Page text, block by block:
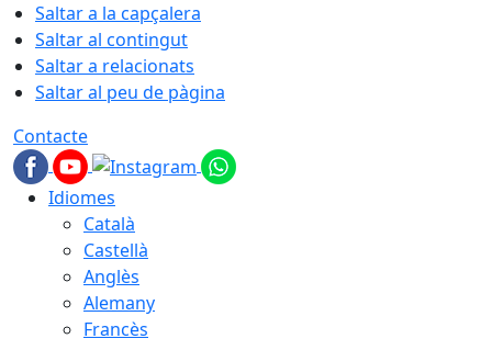
Saltar a la capçalera
Saltar al contingut
Saltar a relacionats
Saltar al peu de pàgina
Contacte
Idiomes
Català
Castellà
Anglès
Alemany
Francès